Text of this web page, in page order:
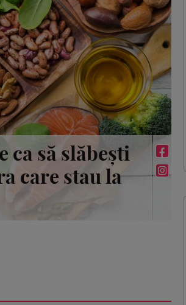
ca să slăbești
care stau la